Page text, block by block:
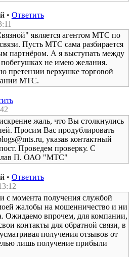
• Ответить
является агентом МТС по
Пусть МТС сама разбирается
партнёром. А я выступать между
не имею желания.
претензии верхушке торговой
МТС.
жаль, что Вы столкнулись
Просим Вас продублировать
указав контактный
Проведем проверку. С
П. ОАО "МТС"
• Ответить
с момента получения службой
жалобы на мошенничество и ни
Ожидаемо впрочем, для компании,
контакты для обратной связи, в
получения отзывов от
лишь получение прибыли